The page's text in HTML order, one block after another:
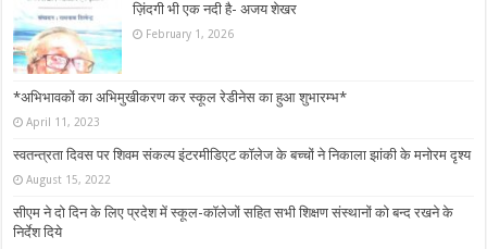
ज़िंदगी भी एक नदी है- अजय शेखर
February 1, 2026
*अभिभावकों का अभिमुखीकरण कर स्कूल रेडीनेस का हुआ शुभारम्भ*
April 11, 2023
स्वतन्त्रता दिवस पर शिवम संकल्प इंटरमीडिएट कॉलेज के बच्चों ने निकाला झांकी के मनोरम दृश्य
August 15, 2022
सीएम ने दो दिन के लिए प्रदेश में स्कूल-कॉलेजों सहित सभी शिक्षण संस्थानों को बन्द रखने के
निर्देश दिये